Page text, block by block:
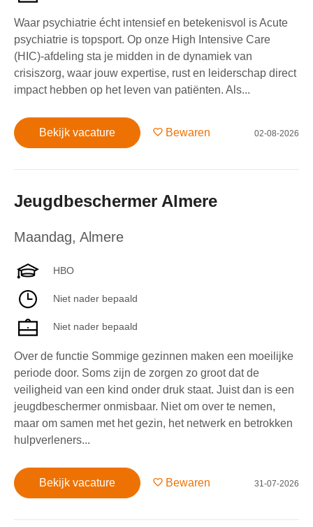
Waar psychiatrie écht intensief en betekenisvol is Acute
psychiatrie is topsport. Op onze High Intensive Care
(HIC)-afdeling sta je midden in de dynamiek van
crisiszorg, waar jouw expertise, rust en leiderschap direct
impact hebben op het leven van patiënten. Als...
Bekijk vacature Bewaren 02-08-2026
Jeugdbeschermer Almere
Maandag, Almere
HBO
Niet nader bepaald
Niet nader bepaald
Over de functie Sommige gezinnen maken een moeilijke
periode door. Soms zijn de zorgen zo groot dat de
veiligheid van een kind onder druk staat. Juist dan is een
jeugdbeschermer onmisbaar. Niet om over te nemen,
maar om samen met het gezin, het netwerk en betrokken
hulpverleners...
Bekijk vacature Bewaren 31-07-2026